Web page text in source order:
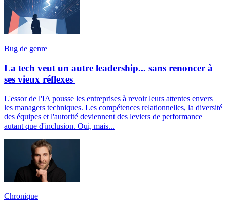
Bug de genre
La tech veut un autre leadership... sans renoncer à
ses vieux réflexes
L'essor de l'IA pousse les entreprises à revoir leurs attentes envers
les managers techniques. Les compétences relationnelles, la diversité
des équipes et l'autorité deviennent des leviers de performance
autant que d'inclusion. Oui, mais...
Chronique